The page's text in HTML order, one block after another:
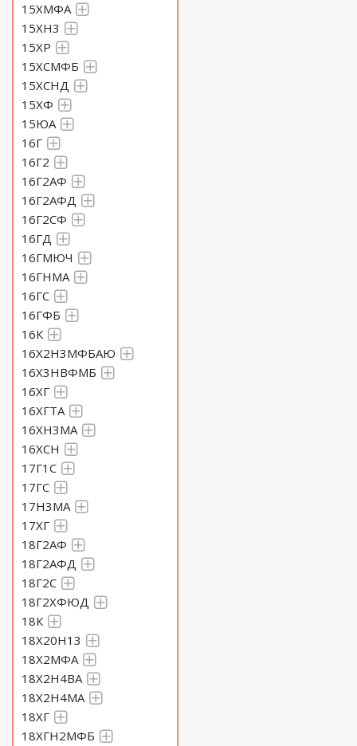
15ХМФА
15ХН3
15ХР
15ХСМФБ
15ХСНД
15ХФ
15ЮА
16Г
16Г2
16Г2АФ
16Г2АФД
16Г2СФ
16ГД
16ГМЮЧ
16ГНМА
16ГС
16ГФБ
16К
16Х2Н3МФБАЮ
16Х3НВФМБ
16ХГ
16ХГТА
16ХН3МА
16ХСН
17Г1С
17ГС
17Н3МА
17ХГ
18Г2АФ
18Г2АФД
18Г2С
18Г2ХФЮД
18К
18Х20Н13
18Х2МФА
18Х2Н4ВА
18Х2Н4МА
18ХГ
18ХГН2МФБ